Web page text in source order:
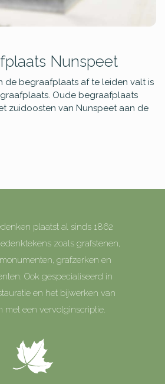
Nunspeet
de begraafplaats af te leiden valt is
Oude begraafplaats
zuidoosten van Nunspeet aan de
plaatst al sinds 1862
zoals grafstenen,
grafzerken en
Ook gespecialiseerd in
en het bijwerken van
met een vervolginscriptie.